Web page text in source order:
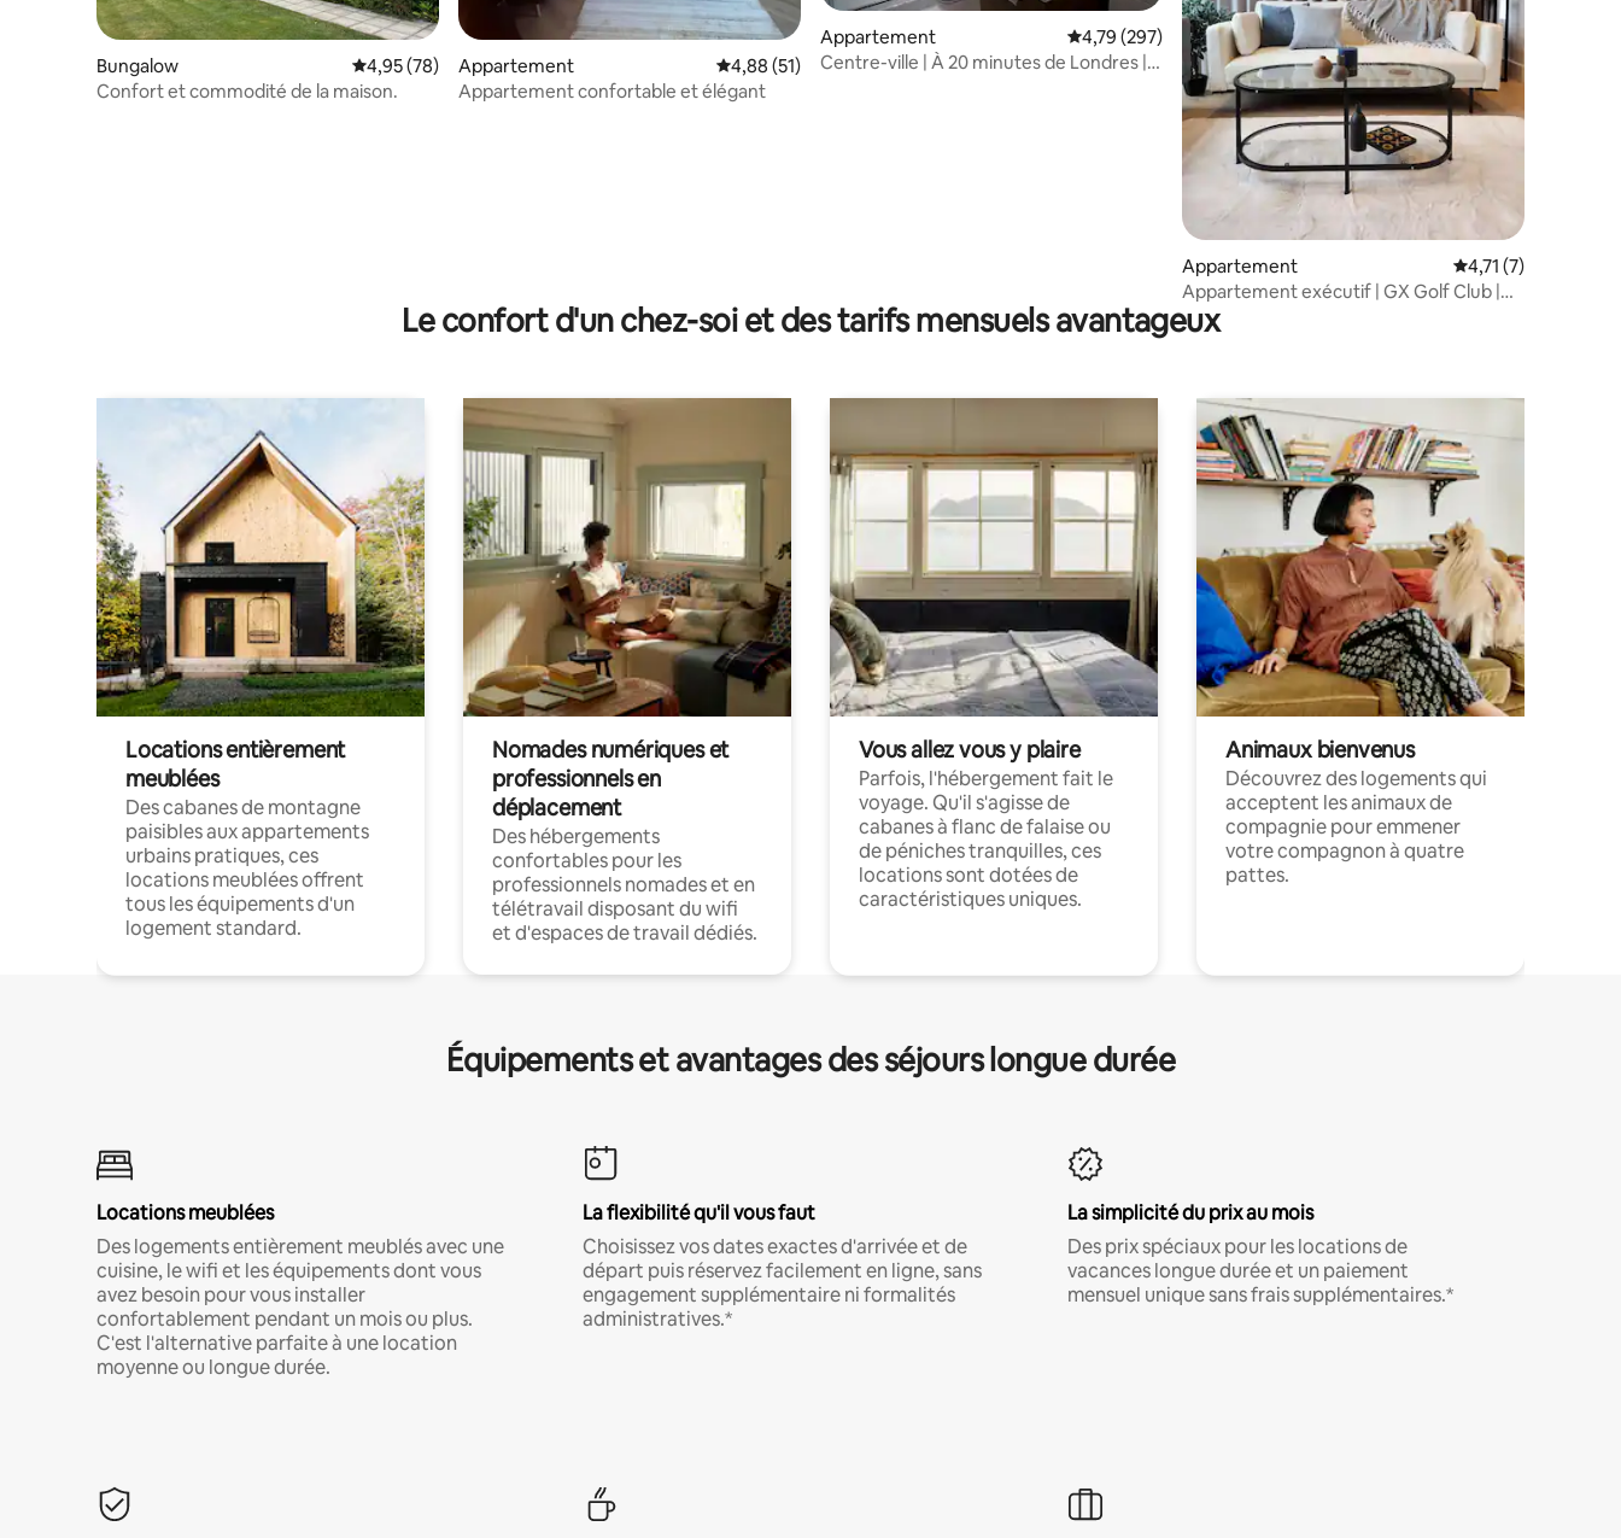
Bungalow Évaluation moyenne sur la base de 78 commentaires : 4,95 sur 5
4,95 (78)
Confort et commodité de la maison.
Appartement Évaluation moyenne sur la base de 51 commentaires : 4,88 sur 5
4,88 (51)
Appartement confortable et élégant
Appartement Évaluation moyenne sur la base de 297 commentaires : 4,79 sur 5
4,79 (297)
Centre-ville | À 20 minutes de Londres |
Appartement Évaluation
4,71 (7)
Appartement exécutif | GX Golf Club |
Parking
Le confort d'un chez-soi et des tarifs mensuels avantageux
Locations entièrement
meublées
Des cabanes de montagne
paisibles aux appartements
urbains pratiques, ces
locations meublées offrent
tous les équipements d'un
logement standard.
Nomades numériques et
professionnels en
déplacement
Des hébergements
confortables pour les
professionnels nomades et en
télétravail disposant du wifi
et d'espaces de travail dédiés.
Vous allez vous y plaire
Parfois, l'hébergement fait le
voyage. Qu'il s'agisse de
cabanes à flanc de falaise ou
de péniches tranquilles, ces
locations sont dotées de
caractéristiques uniques.
Animaux bienvenus
Découvrez des logements qui
acceptent les animaux de
compagnie pour emmener
votre compagnon à quatre
pattes.
Équipements et avantages des séjours longue durée
Locations meublées
Des logements entièrement meublés avec une
cuisine, le wifi et les équipements dont vous
avez besoin pour vous installer
confortablement pendant un mois ou plus.
C'est l'alternative parfaite à une location
moyenne ou longue durée.
La flexibilité qu'il vous faut
Choisissez vos dates exactes d'arrivée et de
départ puis réservez facilement en ligne, sans
engagement supplémentaire ni formalités
administratives.*
La simplicité du prix au mois
Des prix spéciaux pour les locations de
vacances longue durée et un paiement
mensuel unique sans frais supplémentaires.*